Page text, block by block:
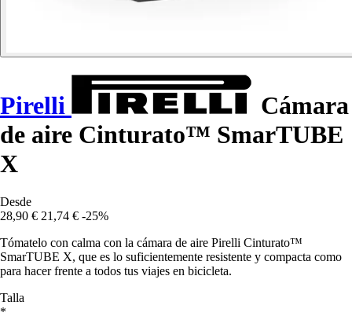
Pirelli
Cámara
de aire Cinturato™ SmarTUBE
X
Desde
28,90 € 21,74 € -25%
Tómatelo con calma con la cámara de aire Pirelli Cinturato™
SmarTUBE X, que es lo suficientemente resistente y compacta como
para hacer frente a todos tus viajes en bicicleta.
Talla
*